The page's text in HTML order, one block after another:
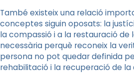
També existeix una relació
conceptes siguin oposats: la
la compassió i a la restauració de
necessària perquè reconeix la
persona no pot quedar definida
rehabilitació i la recuperació de